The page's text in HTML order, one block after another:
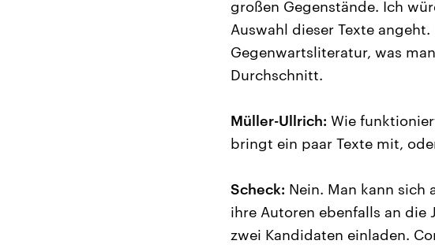
großen Gegenstände. Ich
Auswahl dieser Texte
Gegenwartsliteratur, was
Durchschnitt.
Müller-Ullrich: Wie
bringt ein paar Texte mit,
Scheck: Nein. Man kann sich
ihre Autoren ebenfalls an die
zwei Kandidaten einladen.